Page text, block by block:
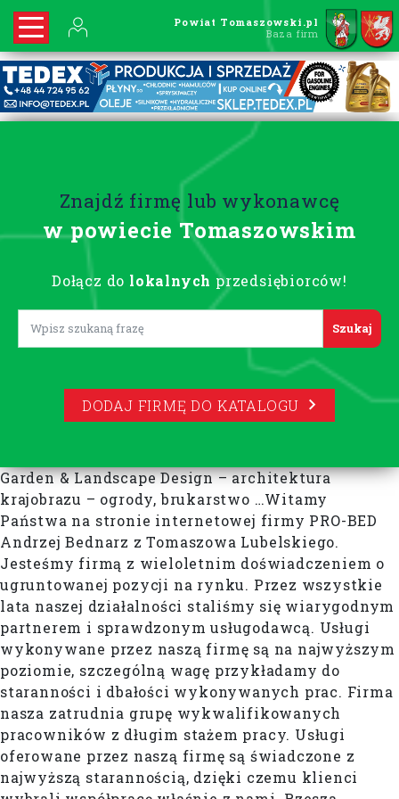
Powiat Tomaszowski.pl
Baza firm
Znajdź firmę lub wykonawcę
w powiecie Tomaszowskim
Dołącz do lokalnych przedsiębiorców!
Lorem ipsum
DODAJ FIRMĘ DO KATALOGU
Garden & Landscape Design – architektura
krajobrazu – ogrody, brukarstwo …Witamy
Państwa na stronie internetowej firmy PRO-BED
Andrzej Bednarz z Tomaszowa Lubelskiego.
Jesteśmy firmą z wieloletnim doświadczeniem o
ugruntowanej pozycji na rynku. Przez wszystkie
lata naszej działalności staliśmy się wiarygodnym
partnerem i sprawdzonym usługodawcą. Usługi
wykonywane przez naszą firmę są na najwyższym
poziomie, szczególną wagę przykładamy do
staranności i dbałości wykonywanych prac. Firma
nasza zatrudnia grupę wykwalifikowanych
pracowników z długim stażem pracy. Usługi
oferowane przez naszą firmę są świadczone z
najwyższą starannością, dzięki czemu klienci